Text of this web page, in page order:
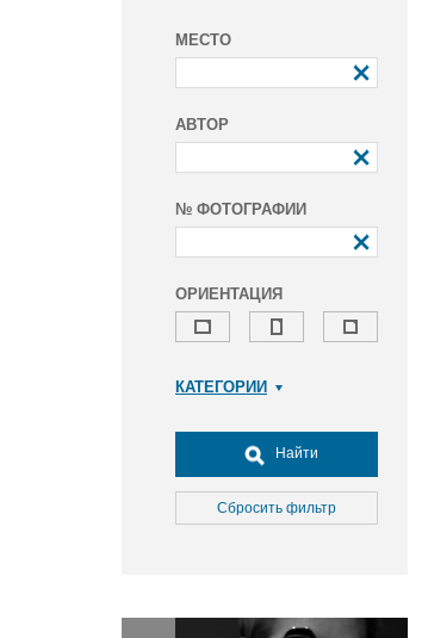
МЕСТО
АВТОР
№ ФОТОГРАФИИ
ОРИЕНТАЦИЯ
КАТЕГОРИИ
Досуг, туризм и отдых
Культура
Медицина
Окружающая среда
Найти
Сбросить фильтр